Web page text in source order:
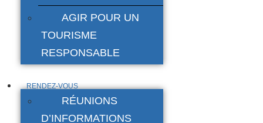
AGIR POUR UN
TOURISME
RESPONSABLE
RENDEZ-VOUS
RÉUNIONS
D’INFORMATIONS